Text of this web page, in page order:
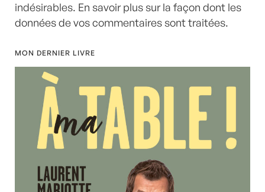
indésirables. En savoir plus sur la façon dont les
données de vos commentaires sont traitées.
MON DERNIER LIVRE